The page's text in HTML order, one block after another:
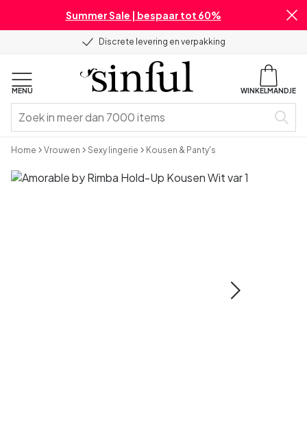
Summer Sale | bespaar tot 60%
Discrete levering en verpakking
MENU WINKELMANDJE
Home Vrouwen Sexy lingerie Kousen & Panty's